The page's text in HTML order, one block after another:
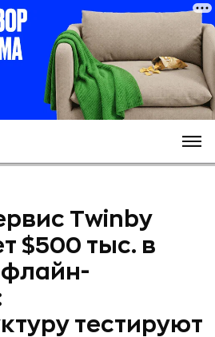
Twinby
$500 тыс. в
тестируют